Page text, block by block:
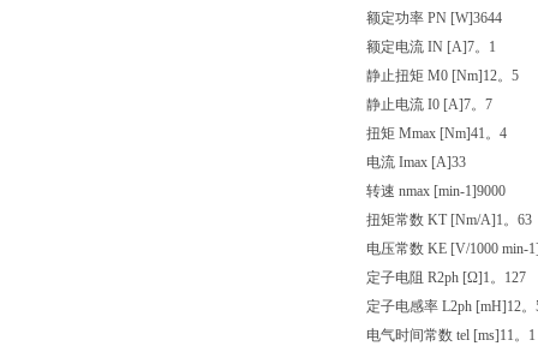
额定功率 PN [W]3644
额定电流 IN [A]7。1
静止扭矩 M0 [Nm]12。5
静止电流 I0 [A]7。7
扭矩 Mmax [Nm]41。4
电流 Imax [A]33
转速 nmax [min-1]9000
扭矩常数 KT [Nm/A]1。63
电压常数 KE [V/1000 min-
定子电阻 R2ph [Ω]1。127
定子电感率 L2ph [mH]12。
电气时间常数 tel [ms]11。1